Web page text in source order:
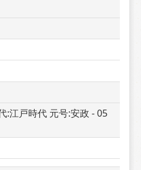
:江戸時代 元号:安政 - 05